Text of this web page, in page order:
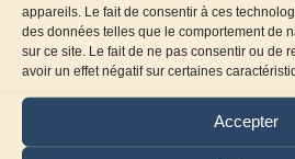
appareils. Le fait de consentir à ces
des données telles que le comportement de
sur ce site. Le fait de ne pas consentir ou de
avoir un effet négatif sur certaines
Accepter
Produits similaires